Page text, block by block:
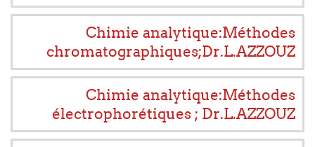
Chimie analytique:Méthodes
chromatographiques;Dr.L.AZZOUZ
Chimie analytique:Méthodes
électrophorétiques ; Dr.L.AZZOUZ